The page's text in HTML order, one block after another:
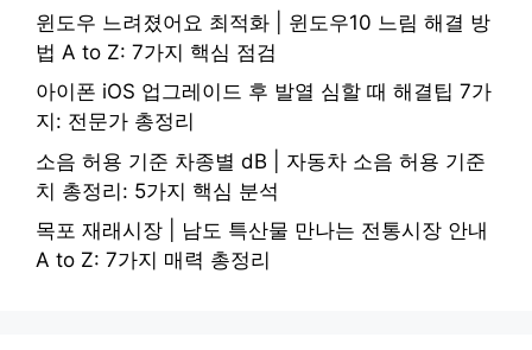
윈도우 느려졌어요 최적화 | 윈도우10 느림 해결 방
법 A to Z: 7가지 핵심 점검
아이폰 iOS 업그레이드 후 발열 심할 때 해결팁 7가
지: 전문가 총정리
소음 허용 기준 차종별 dB | 자동차 소음 허용 기준
치 총정리: 5가지 핵심 분석
목포 재래시장 | 남도 특산물 만나는 전통시장 안내
A to Z: 7가지 매력 총정리